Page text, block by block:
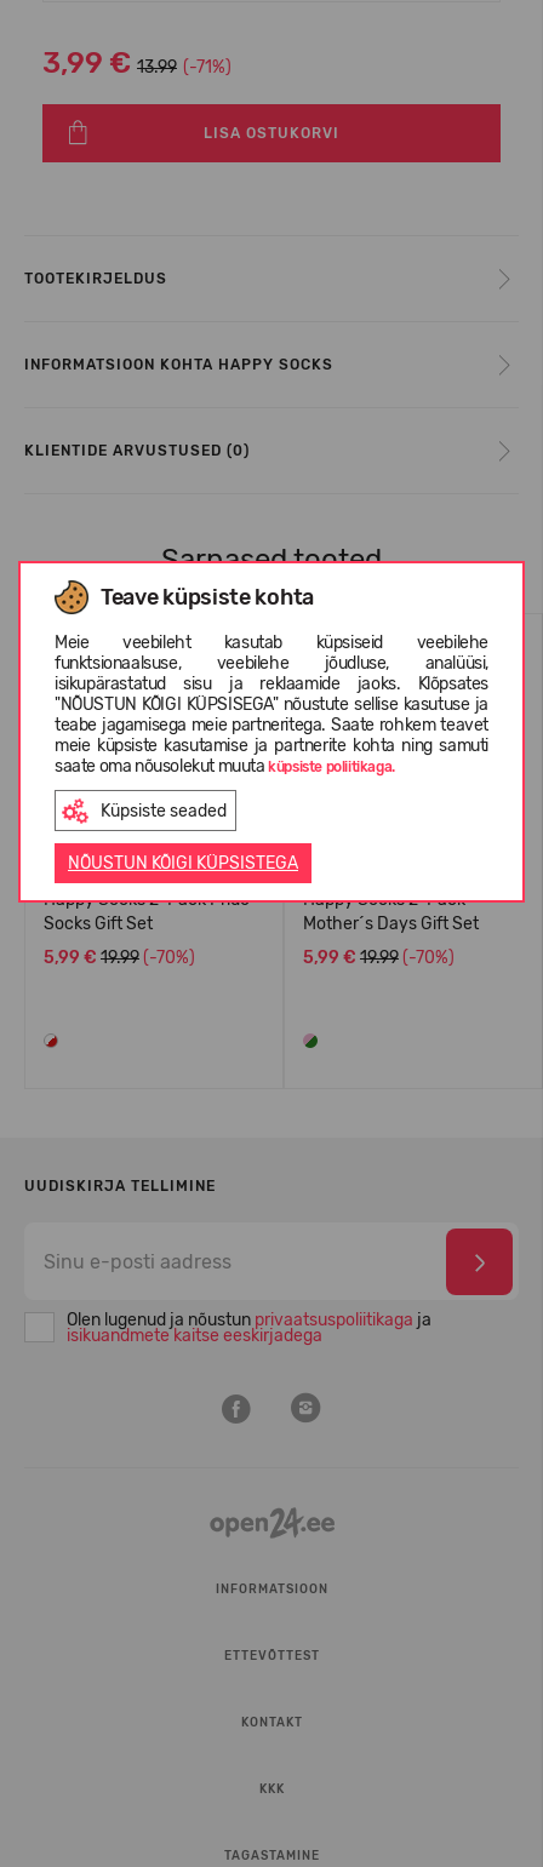
Teave küpsiste kohta
Meie veebileht kasutab küpsiseid veebilehe
funktsionaalsuse, veebilehe jõudluse, analüüsi,
isikupärastatud sisu ja reklaamide jaoks. Klõpsates
"NÕUSTUN KÕIGI KÜPSISEGA" nõustute sellise kasutuse ja
teabe jagamisega meie partneritega. Saate rohkem teavet
meie küpsiste kasutamise ja partnerite kohta ning samuti
saate oma nõusolekut muutaküpsiste poliitikaga.
Küpsiste seaded
NÕUSTUN KÕIGI KÜPSISTEGA
3,99 € 13.99 (-71%)
LISA OSTUKORVI
TOOTEKIRJELDUS
INFORMATSIOON KOHTA HAPPY SOCKS
KLIENTIDE ARVUSTUSED (0)
Sarnased tooted
Happy Socks 2-Pack Pride
Socks Gift Set
5,99 € 19.99 (-70%)
Happy Socks 2-Pack
Mother´s Days Gift Set
5,99 € 19.99 (-70%)
UUDISKIRJA TELLIMINE
Olen lugenud ja nõustun privaatsuspoliitikaga ja
isikuandmete kaitse eeskirjadega
INFORMATSIOON
ETTEVÕTTEST
KONTAKT
KKK
TAGASTAMINE